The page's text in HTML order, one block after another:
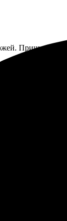
Пришли
быстро и